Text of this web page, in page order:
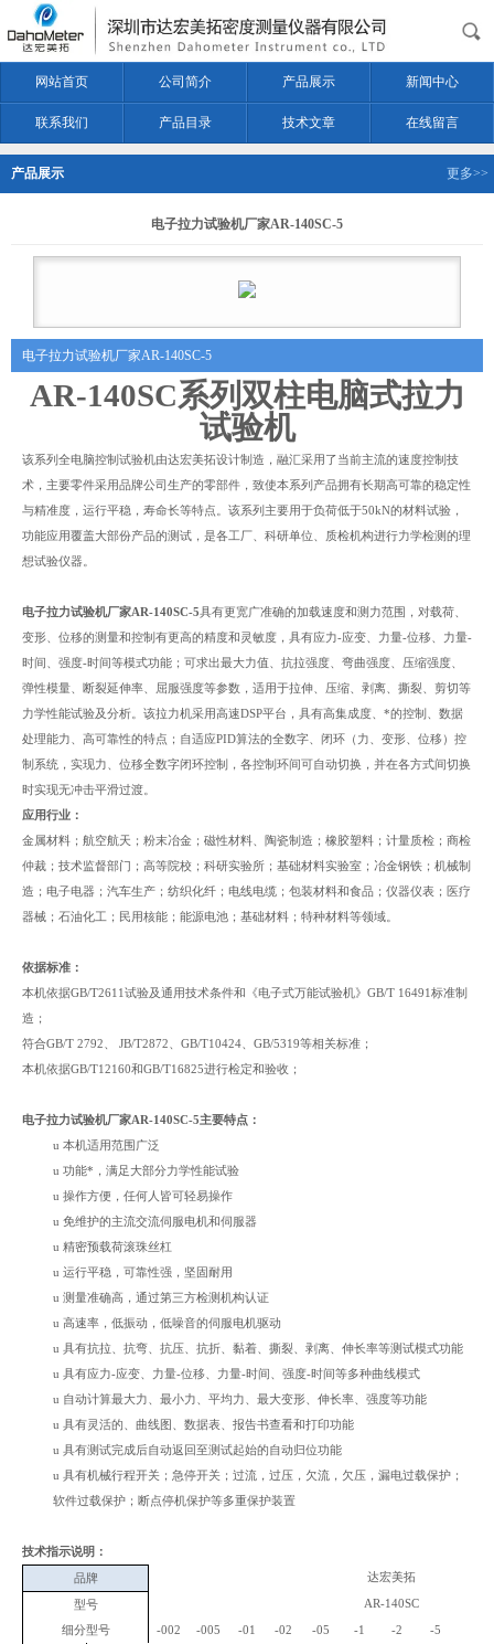
网站首页 公司简介 产品展示 新闻中心
联系我们 产品目录 技术文章 在线留言
产品展示 更多>>
电子拉力试验机厂家AR-140SC-5
电子拉力试验机厂家AR-140SC-5
AR-140SC系列双柱电脑式拉力
试验机
该系列全电脑控制试验机由达宏美拓设计制造，融汇采用了当前主流的速度控制技
术，主要零件采用品牌公司生产的零部件，致使本系列产品拥有长期高可靠的稳定性
与精准度，运行平稳，寿命长等特点。该系列主要用于负荷低于50kN的材料试验，
功能应用覆盖大部份产品的测试，是各工厂、科研单位、质检机构进行力学检测的理
想试验仪器
电子拉力试验机厂家AR-140SC-5具有更宽广准确的加载速度和测力范围，对载荷、
变形、位移的测量和控制有更高的精度和灵敏度，具有应力-应变、力量-位移、力量-
时间、强度-时间等模式功能；可求出最大力值、抗拉强度、弯曲强度、压缩强度、
弹性模量、断裂延伸率、屈服强度等参数，适用于拉伸、压缩、剥离、撕裂、剪切等
力学性能试验及分析。该拉力机采用高速DSP平台，具有高集成度、*的控制、数据
处理能力、高可靠性的特点；自适应PID算法的全数字、闭环（力、变形、位移）控
制系统，实现力、位移全数字闭环控制，各控制环间可自动切换，并在各方式间切换
时实现无冲击平滑过渡。
应用行业：
金属材料；航空航天；粉末冶金；磁性材料、陶瓷制造；橡胶塑料；计量质检；商检
仲裁；技术监督部门；高等院校；科研实验所；基础材料实验室；冶金钢铁；机械制
造；电子电器；汽车生产；纺织化纤；电线电缆；包装材料和食品；仪器仪表；医疗
器械；石油化工；民用核能；能源电池；基础材料；特种材料等领域。
依据标准：
本机依据GB/T2611试验及通用技术条件和《电子式万能试验机》GB/T 16491标准制
造；
符合GB/T 2792、 JB/T2872、GB/T10424、GB/5319等相关标准；
本机依据GB/T12160和GB/T16825进行检定和验收；
电子拉力试验机厂家AR-140SC-5主要特点：
u 本机适用范围广泛
u 功能*，满足大部分力学性能试验
u 操作方便，任何人皆可轻易操作
u 免维护的主流交流伺服电机和伺服器
u 精密预载荷滚珠丝杠
u 运行平稳，可靠性强，坚固耐用
u 测量准确高，通过第三方检测机构认证
u 高速率，低振动，低噪音的伺服电机驱动
u 具有抗拉、抗弯、抗压、抗折、黏着、撕裂、剥离、伸长率等测试模式功能
u 具有应力-应变、力量-位移、力量-时间、强度-时间等多种曲线模式
u 自动计算最大力、最小力、平均力、最大变形、伸长率、强度等功能
u 具有灵活的、曲线图、数据表、报告书查看和打印功能
u 具有测试完成后自动返回至测试起始的自动归位功能
u 具有机械行程开关；急停开关；过流，过压，欠流，欠压，漏电过载保护；
软件过载保护；断点停机保护等多重保护装置
技术指示说明：
品牌
达宏美拓
型号
AR-140SC
细分型号
-002 -005 -01 -02 -05 -1 -2 -5